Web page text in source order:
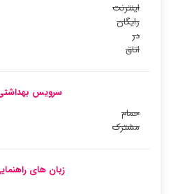
اینترنت
رایگان
در
اتاق
سرویس
حمام
مشترک
زبان های